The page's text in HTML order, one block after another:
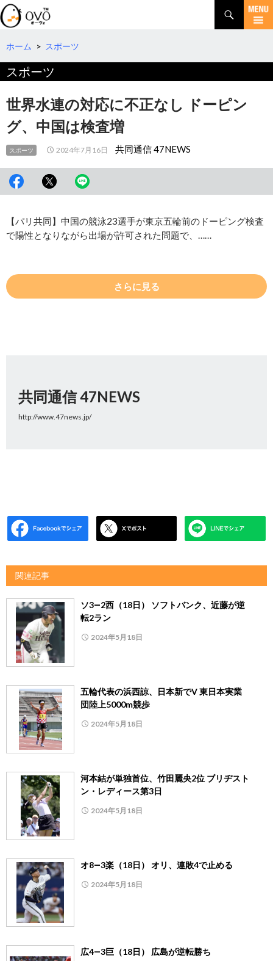
検
索
コ
テ
へ
ホーム > スポーツ
スポーツ
世界水連の対応に不正なし ドーピン
グ、中国は検査増
スポーツ 2024年7月16日 共同通信 47NEWS
【パリ共同】中国の競泳23選手が東京五輪前のドーピング検査
で陽性となりながら出場が許可された問題で、……
さらに見る
共同通信 47NEWS
http://www.47news.jp/
関連記事
ソ3―2西（18日） ソフトバンク、近藤が逆
転2ラン
2024年5月18日
五輪代表の浜西諒、日本新でV 東日本実業
団陸上5000m競歩
2024年5月18日
河本結が単独首位、竹田麗央2位 ブリヂスト
ン・レディース第3日
2024年5月18日
オ8―3楽（18日） オリ、連敗4で止める
2024年5月18日
広4―3巨（18日） 広島が逆転勝ち